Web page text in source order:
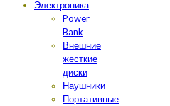
Электроника
Power
Bank
Внешние
жесткие
диски
Наушники
Портативные